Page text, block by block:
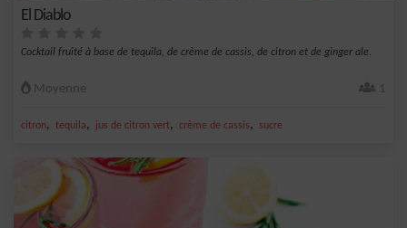
El Diablo
Cocktail fruité à base de tequila, de crème de cassis, de citron et de ginger ale.
Moyenne 1
citron, tequila, jus de citron vert, crème de cassis, sucre